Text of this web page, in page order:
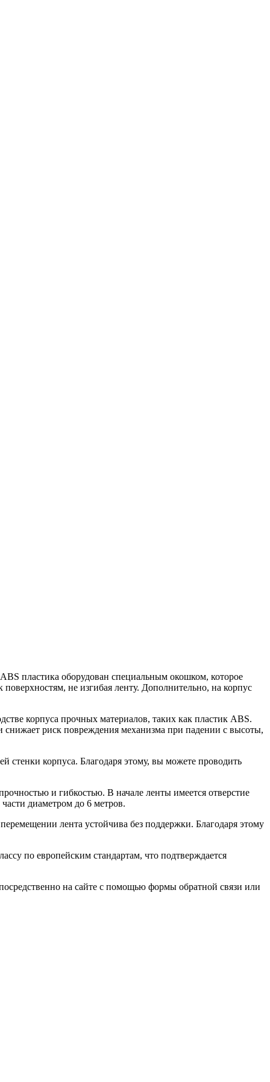
пластика оборудован специальным окошком, которое
не изгибая ленту. Дополнительно, на корпус
корпуса прочных материалов, таких как пластик ABS.
снижает риск повреждения механизма при падении с высоты,
стенки корпуса. Благодаря этому, вы можете проводить
и гибкостью. В начале ленты имеется отверстие
диаметром до 6 метров.
лента устойчива без поддержки. Благодаря этому
по европейским стандартам, что подтверждается
на сайте с помощью формы обратной связи или